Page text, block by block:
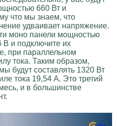
660 Вт и
что мы знаем, что
удваивает напряжение.
моно панели мощностью
и подключите их
при параллельном
тока. Таким образом,
будут составлять 1320 Вт
тока 19,54 А. Это третий
и в большинстве